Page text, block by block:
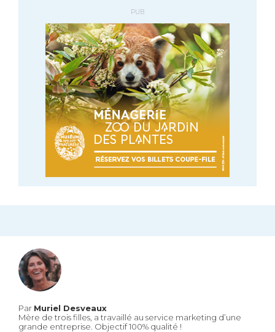
PUB
Par Muriel Desveaux
Mère de trois filles, a travaillé au service marketing d’une
grande entreprise. Objectif 100% qualité !